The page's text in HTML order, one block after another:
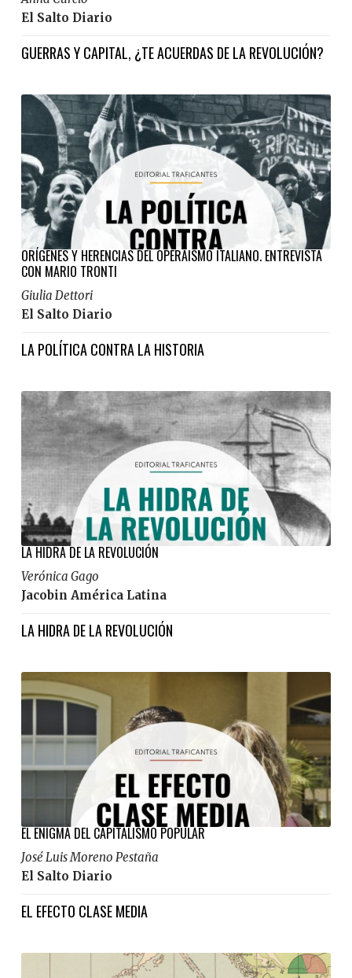
El Salto Diario
GUERRAS Y CAPITAL, ¿TE ACUERDAS DE LA REVOLUCIÓN?
ORÍGENES Y HERENCIAS DEL OPERAISMO ITALIANO. ENTREVISTA
CON MARIO TRONTI
Giulia Dettori
El Salto Diario
LA POLÍTICA CONTRA LA HISTORIA
​​​​​LA HIDRA DE LA REVOLUCIÓN
Verónica Gago
Jacobin América Latina
LA HIDRA DE LA REVOLUCIÓN
EL ENIGMA DEL CAPITALISMO POPULAR
José Luis Moreno Pestaña
El Salto Diario
EL EFECTO CLASE MEDIA